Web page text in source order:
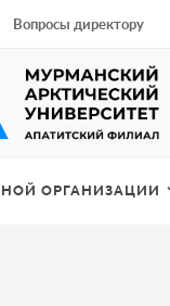
Вопросы директору
ОРГАНИЗАЦИИ